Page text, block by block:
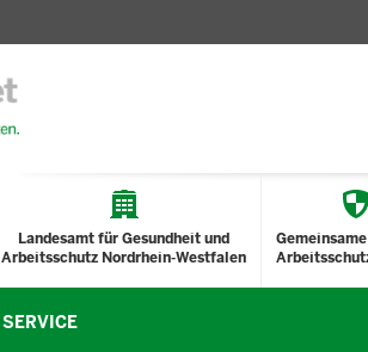
Landesamt für Gesundheit und
Arbeitsschutz Nordrhein-Westfalen
SERVICE